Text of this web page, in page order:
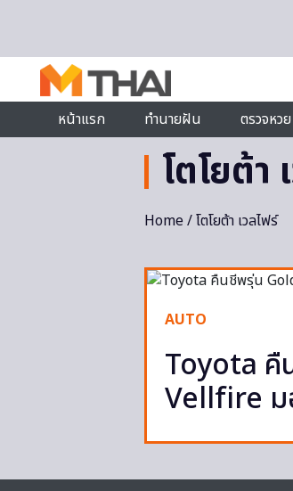
หน้าแรก
ทำนายฝัน ตรวจหวย
โตโยต้า
Home/ โตโยต้า เวลไฟร์
AUTO
Toyota คื
Vellfire ม